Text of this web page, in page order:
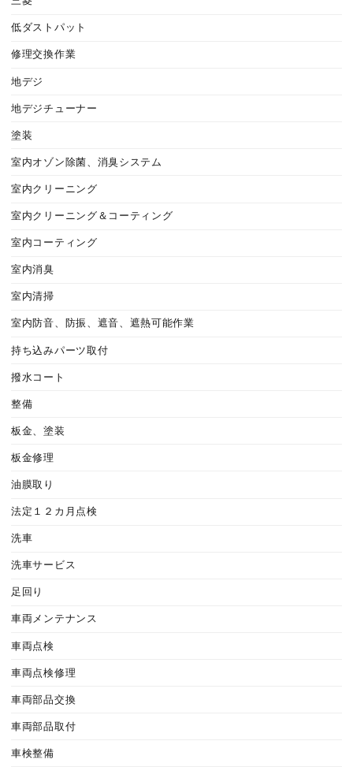
低ダストパット
修理交換作業
地デジ
地デジチューナー
塗装
室内オゾン除菌、消臭システム
室内クリーニング
室内クリーニング＆コーティング
室内コーティング
室内消臭
室内清掃
室内防音、防振、遮音、遮熱可能作業
持ち込みパーツ取付
撥水コート
整備
板金、塗装
板金修理
油膜取り
法定１２カ月点検
洗車
洗車サービス
足回り
車両メンテナンス
車両点検
車両点検修理
車両部品交換
車両部品取付
車検整備